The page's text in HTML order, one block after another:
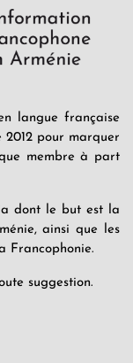
langue française
pour marquer
membre à part
dont le but est la
ainsi que les
Francophonie.
suggestion.